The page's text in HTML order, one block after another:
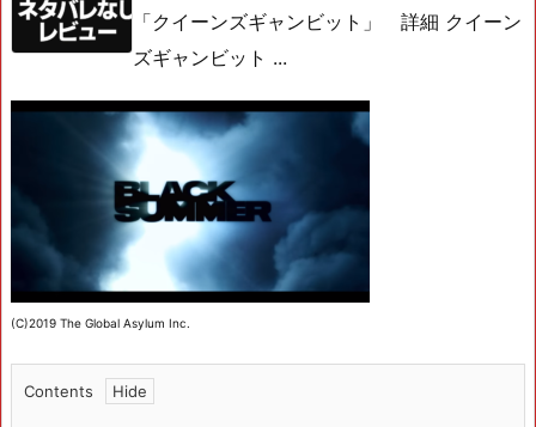
「クイーンズギャンビット」 詳細 クイーン
ズギャンビット ...
(C)2019 The Global Asylum Inc.
Contents